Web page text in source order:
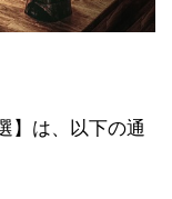
】は、以下の通